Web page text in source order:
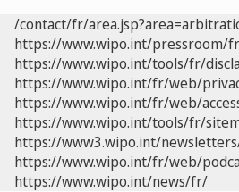
/contact/fr/
https://www.wipo.int/pressroom/
https://www.wipo.int/tools/fr/
https://www.wipo.int/fr/web/
https://www.wipo.int/fr/web/
https://www.wipo.int/tools/fr/
https://www3.wipo.int/
https://www.wipo.int/fr/web/
https://www.wipo.int/news/fr/